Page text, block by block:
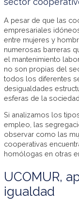
A pesar de que las
empresariales
entre mujeres y
numerosas barreras
el mantenimiento
no son propias del
todos los diferentes
desigualdades
esferas de la sociedad.
Si analizamos los
empleo, las
observar como las
cooperativas
homólogas en otras
UCOMUR,
igualdad